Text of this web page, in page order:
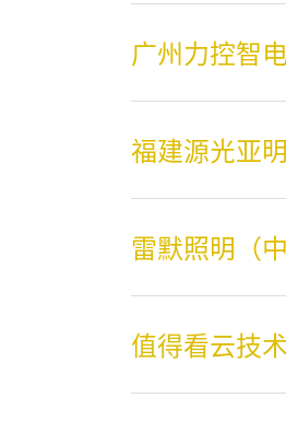
广州力控智
福建源光亚
雷默照明（
值得看云技